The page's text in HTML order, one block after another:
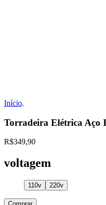
Início.
Torradeira Elétrica Aço
R$349,90
voltagem
110v 220v